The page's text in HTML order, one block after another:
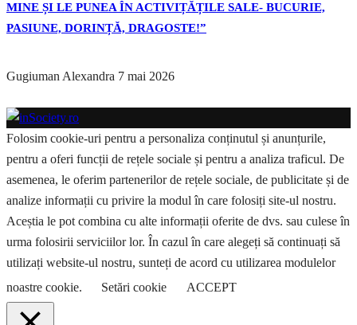
MINE ȘI LE PUNEA ÎN ACTIVIȚĂȚILE SALE- BUCURIE,
PASIUNE, DORINȚĂ, DRAGOSTE!”
Gugiuman Alexandra 7 mai 2026
Folosim cookie-uri pentru a personaliza conținutul și anunțurile,
pentru a oferi funcții de rețele sociale și pentru a analiza traficul. De
asemenea, le oferim partenerilor de rețele sociale, de publicitate și de
analize informații cu privire la modul în care folosiți site-ul nostru.
Aceștia le pot combina cu alte informații oferite de dvs. sau culese în
urma folosirii serviciilor lor. În cazul în care alegeți să continuați să
utilizați website-ul nostru, sunteți de acord cu utilizarea modulelor
noastre cookie.
Setări cookie ACCEPT